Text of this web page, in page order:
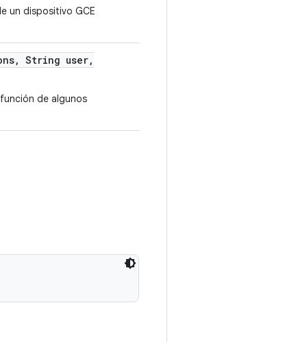
un dispositivo GCE
, String user,
de algunos